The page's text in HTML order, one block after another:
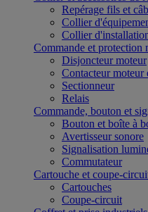
Repérage fils et
Collier
Collier
Commande et protection
Disjoncteur moteur
Contacteur moteur
Sectionneur
Relais
Commande, bouton et
Bouton et boîte à
Avertisseur sonore
Signalisation
Commutateur
Cartouche et coupe-
Cartouches
Coupe-circuit